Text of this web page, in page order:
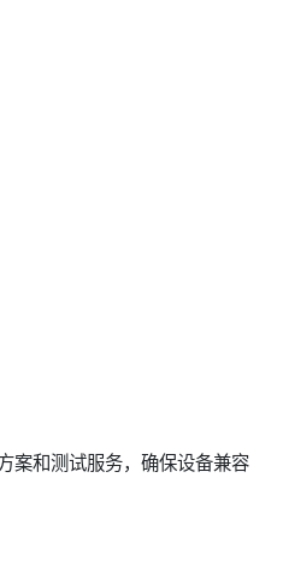
案和测试服务，确保设备兼容